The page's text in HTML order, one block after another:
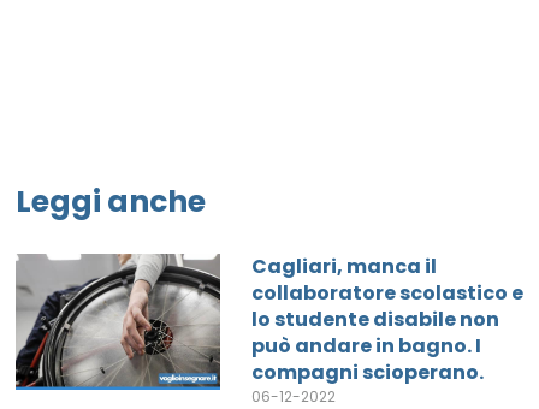
Leggi anche
Cagliari, manca il
collaboratore scolastico e
lo studente disabile non
può andare in bagno. I
compagni scioperano.
06-12-2022